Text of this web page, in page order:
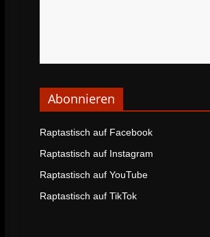
Abonnieren
Raptastisch auf Facebook
Raptastisch auf Instagram
Raptastisch auf YouTube
Raptastisch auf TikTok